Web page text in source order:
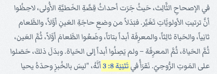
في الإصحاحِ الثَّالِث، حَيثُ جَرَت أحداثُ قِصَّةِ الخَطيَّةِ الأُولى، لاحِظُوا
أنَّ ترتيبَ الأولويَّاتِ تَغَيَّر. فبَدَلاً من وضعِ حاجَةِ العَينِ أوَّلاً، والطَّعام
ثانِياً، والحَياة ثالِثاً، والمعرِفَة أبداً بتاتاً، وضَعُوا الطَّعامَ أوَّلاً، ثُمَّ العَين،
ثُمَّ الحَياة، ثُمَّ المعرِفَة – ولم يَصِلُوا أبداً إلى الحَياة. وبدَلَ ذلكَ، حَصَلوا
على المَوتِ الرُّوحِيّ. نَقرَأُ في تَثنِيَة 8: 3
أنَّهُ، "ليسَ بالخُبزِ وحدَهُ يحيا